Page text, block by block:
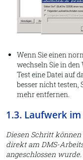
Wenn Sie einen
wechseln Sie in
Test eine Datei auf
besser nicht testen,
mehr entfernen.
1.3. Laufwerk
Diesen Schritt
direkt am DMS-
angeschlossen wurde.